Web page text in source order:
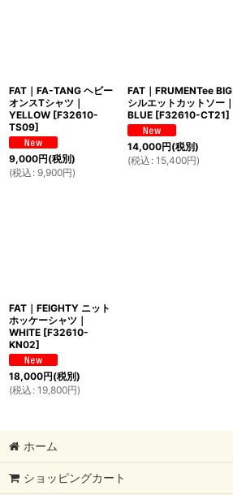
FAT｜FA-TANG ヘビー
オンスTシャツ｜
YELLOW [F32610-
TS09]
9,000円(税別)
(税込 : 9,900円)
FAT｜FRUMENTee BIG
シルエットカットソー｜
BLUE [F32610-CT21]
14,000円(税別)
(税込 : 15,400円)
FAT｜FEIGHTY ニット
ホッケーシャツ｜
WHITE [F32610-
KN02]
18,000円(税別)
(税込 : 19,800円)
ホーム
ショッピングカート